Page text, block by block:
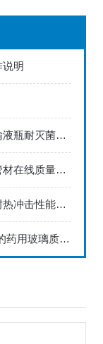
明
线热膨胀系数测定仪用于钠钙玻璃输液瓶耐灭菌热冲击评估方案
线热膨胀系数测定仪用于医药玻璃管材在线质量控制方案
线热膨胀系数测定仪用于玻璃酒瓶耐热冲击性能评估方案
基于PZY-1000线热膨胀系数测定仪的药用玻璃质量控制方案